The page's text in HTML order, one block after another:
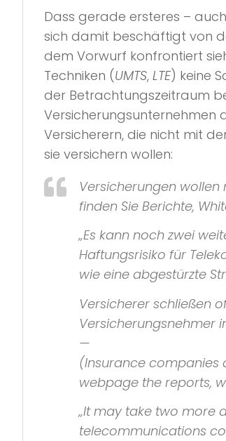
Dass gerade ersteres –
sich damit beschäftigt von
dem Vorwurf konfrontiert
Techniken (UMTS, LTE) keine
der Betrachtungszeitraum
Versicherungsunternehmen
Versicherern, die nicht mit
sie versichern wollen:
Versicherungen wollen
finden Sie Berichte,
„Es kann noch zwei
Haftungsrisiko für
wie eine abgestürzte
Versicherer schließen
Versicherungsnehmer
—
(Insurance companies
webpage the reports,
„It may take two more
telecommunications